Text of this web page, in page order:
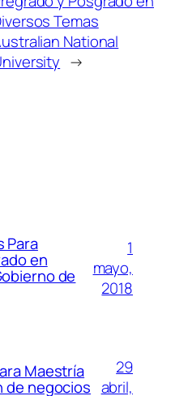
Temas
National
→
Para
en
de
1
mayo,
2018
Maestría
de negocios
29
abril,